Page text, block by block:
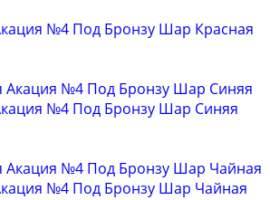
№4 Под Бронзу Шар Красная
№4 Под Бронзу Шар Синяя
№4 Под Бронзу Шар Чайная